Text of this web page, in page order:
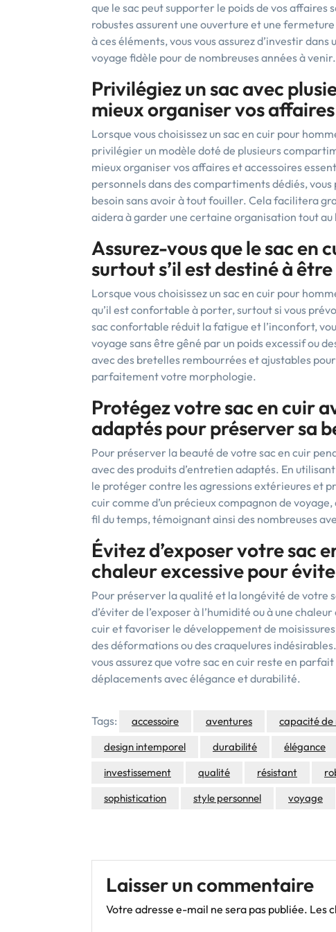
que le sac peut supporter le poids de vos
robustes assurent une ouverture et une
à ces éléments, vous vous assurez d’investir
voyage fidèle pour de nombreuses années à venir.
Privilégiez un sac avec
mieux organiser vos
Lorsque vous choisissez un sac en cuir pour
privilégier un modèle doté de plusieurs
mieux organiser vos affaires et accessoires
personnels dans des compartiments dédiés,
besoin sans avoir à tout fouiller. Cela facilitera
aidera à garder une certaine organisation tout
Assurez-vous que le sac
surtout s’il est destiné à
Lorsque vous choisissez un sac en cuir pour
qu’il est confortable à porter, surtout si vous
sac confortable réduit la fatigue et l’inconfort,
voyage sans être gêné par un poids excessif ou
avec des bretelles rembourrées et ajustables
parfaitement votre morphologie.
Protégez votre sac en cuir
adaptés pour préserver sa
Pour préserver la beauté de votre sac en cuir
avec des produits d’entretien adaptés. En
le protéger contre les agressions extérieures et
cuir comme d’un précieux compagnon de
fil du temps, témoignant ainsi des nombreuses
Évitez d’exposer votre sac
chaleur excessive pour
Pour préserver la qualité et la longévité de votre
d’éviter de l’exposer à l’humidité ou à une
cuir et favoriser le développement de
des déformations ou des craquelures
vous assurez que votre sac en cuir reste en
déplacements avec élégance et durabilité.
Tags: accessoire aventures capacité
design intemporel
durabilité élégance
investissement
qualité résistant
sophistication
style personnel voyage
Laisser un commentaire
Votre adresse e-mail ne sera pas publiée. Les